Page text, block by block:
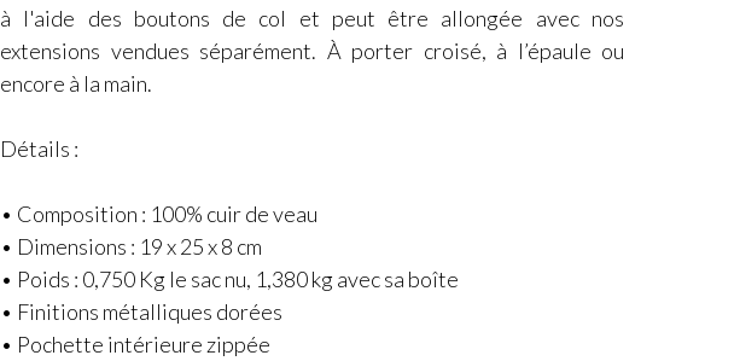
à l'aide des boutons de col et peut être allongée avec nos
extensions vendues séparément. À porter croisé, à l’épaule ou
encore à la main.
Détails :
• Composition : 100% cuir de veau
• Dimensions : 19 x 25 x 8 cm
• Poids : 0,750 Kg le sac nu, 1,380 kg avec sa boîte
• Finitions métalliques dorées
• Pochette intérieure zippée